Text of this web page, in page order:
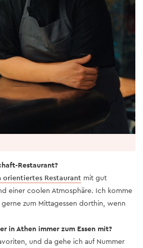
Restaurant?
orientiertes Restaurant mit gut
einer coolen Atmosphäre. Ich komme
zum Mittagessen dorthin, wenn
in Athen immer zum Essen mit?
und da gehe ich auf Nummer